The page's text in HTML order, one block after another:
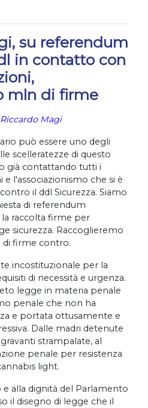
su referendum
in contatto con
mln di firme
Magi
può essere uno degli
scelleratezze di questo
già contattando tutti i
l'associazionismo che si è
il ddl Sicurezza. Siamo
di referendum
raccolta firme per
sicurezza. Raccoglieremo
di firme contro.
incostituzionale per la
di necessità e urgenza.
legge in materia penale
penale che non ha
e portata ottusamente e
Dalle madri detenute
strampalate, al
penale per resistenza
light.
alla dignità del Parlamento
il disegno di legge che il